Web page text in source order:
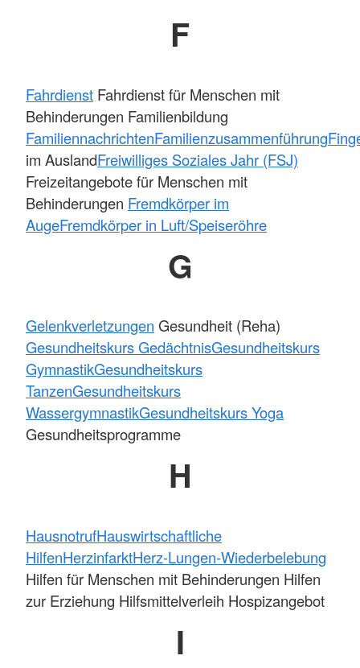
F
Fahrdienst Fahrdienst für Menschen mit
Behinderungen Familienbildung
FamiliennachrichtenFamilienzusammenführung
im AuslandFreiwilliges Soziales Jahr (FSJ)
Freizeitangebote für Menschen mit
Behinderungen Fremdkörper im
AugeFremdkörper in Luft/Speiseröhre
G
Gelenkverletzungen Gesundheit (Reha)
Gesundheitskurs GedächtnisGesundheitskurs
GymnastikGesundheitskurs
TanzenGesundheitskurs
WassergymnastikGesundheitskurs Yoga
Gesundheitsprogramme
H
HausnotrufHauswirtschaftliche
HilfenHerzinfarktHerz-Lungen-Wiederbelebung
Hilfen für Menschen mit Behinderungen Hilfen
zur Erziehung Hilfsmittelverleih Hospizangebot
I